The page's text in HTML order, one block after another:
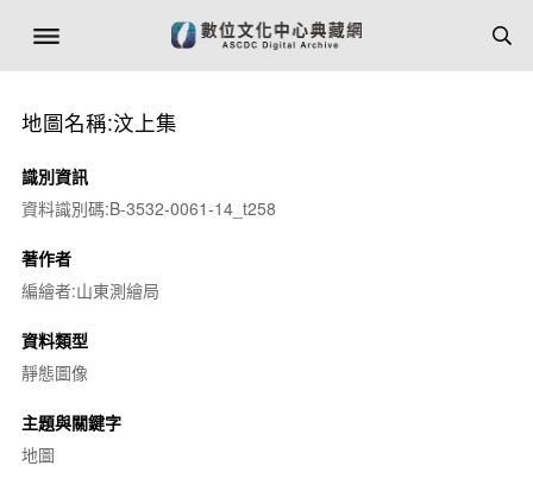
地圖名稱:汶上集
識別資訊
資料識別碼:B-3532-0061-14_t258
著作者
編繪者:山東測繪局
資料類型
靜態圖像
主題與關鍵字
地圖